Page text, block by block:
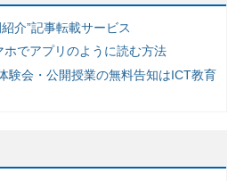
介”記事転載サービス
でアプリのように読む方法
験会・公開授業の無料告知はICT教育